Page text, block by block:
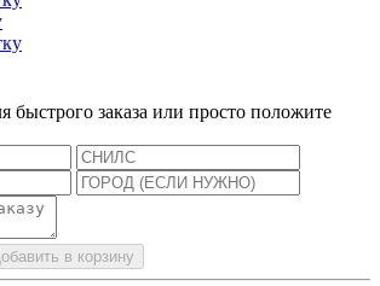
быстрого заказа или просто положите
в корзину